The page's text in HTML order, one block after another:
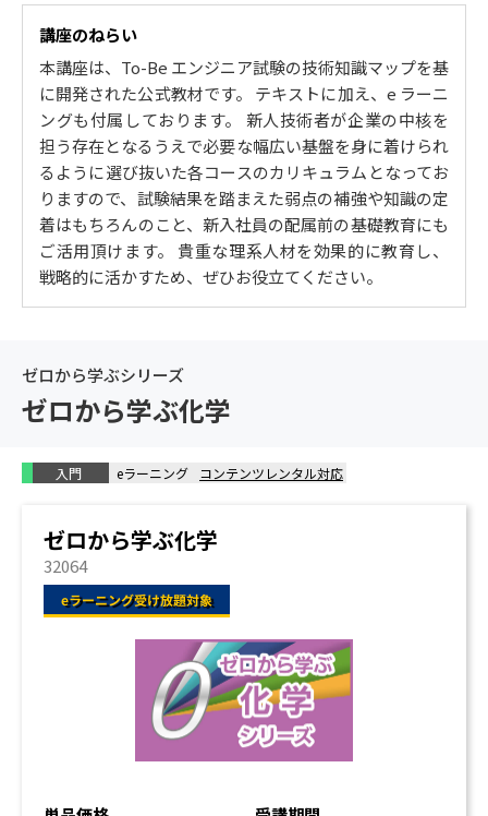
講座のねらい
本講座は、To-Be エンジニア試験の技術知識マップを基
に開発された公式教材です。 テキストに加え、e ラーニ
ングも付属しております。 新人技術者が企業の中核を
担う存在となるうえで必要な幅広い基盤を身に着けられ
るように選び抜いた各コースのカリキュラムとなってお
りますので、試験結果を踏まえた弱点の補強や知識の定
着はもちろんのこと、新入社員の配属前の基礎教育にも
ご活用頂けます。 貴重な理系人材を効果的に教育し、
戦略的に活かすため、ぜひお役立てください。
ゼロから学ぶシリーズ
ゼロから学ぶ化学
入門 eラーニング コンテンツレンタル対応
ゼロから学ぶ化学
32064